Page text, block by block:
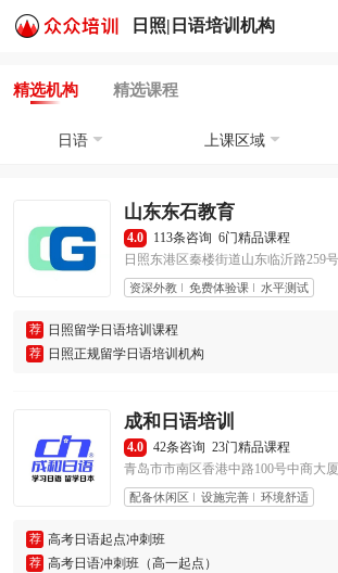
日照| 日语培训 机构
精选机构 精选课程
日语 上课区域
山东东石教育
4.0 113条咨询 6门精品课程
资深外教 免费体验课 水平测试
荐 日照留学日语培训课程
荐 日照正规留学日语培训机构
成和日语培训
4.0 42条咨询 23门精品课程
青岛市市南区香港中路100号中商大厦
配备休闲区 设施完善 环境舒适
荐 高考日语起点冲刺班
荐 高考日语冲刺班（高一起点）